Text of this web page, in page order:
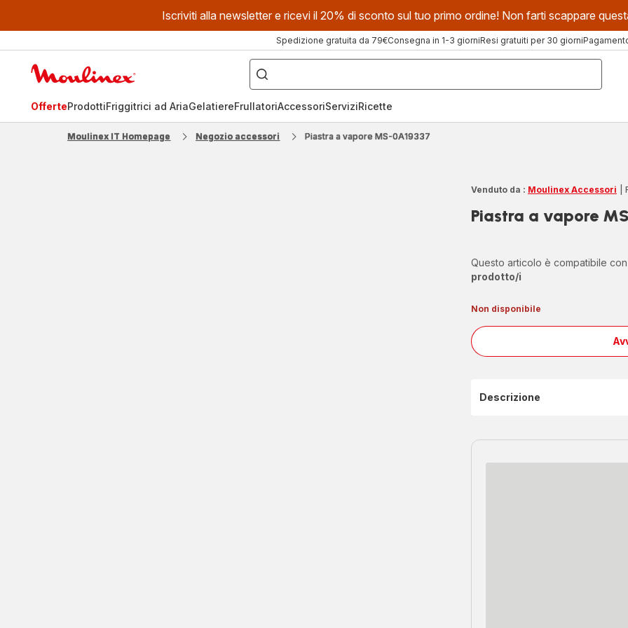
Iscriviti alla newsletter e ricevi il 20% di sconto sul tuo primo ordine! Non farti scappare
Spedizione gratuita da 79€Consegna in 1-3 giorniResi gratuiti per 30 giorni
Cosa
stai
cercando?
OfferteProdottiFriggitrici ad AriaGelatiereFrullatoriAccessoriServiziRicette
Moulinex IT Homepage Negozio accessori Piastra a vapore MS-0A19337
Venduto da : Moulinex Accessori
Piastra a vapore
Questo articolo è compatibile con
prodotto/i
Non disponibile
Descrizione